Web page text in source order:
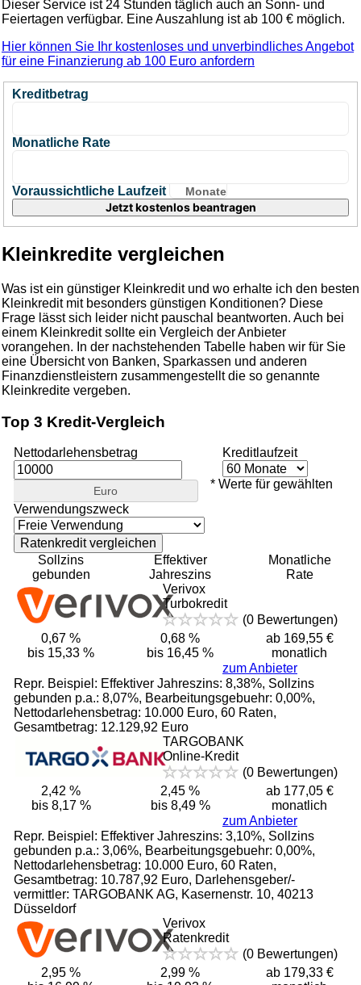
Dieser Service ist 24 Stunden täglich auch an Sonn- und
Feiertagen verfügbar. Eine Auszahlung ist ab 100 € möglich.
Hier können Sie Ihr kostenloses und unverbindliches Angebot
für eine Finanzierung ab 100 Euro anfordern
Kreditbetrag
Monatliche Rate
Voraussichtliche Laufzeit Monate
Kleinkredite vergleichen
Was ist ein günstiger Kleinkredit und wo erhalte ich den besten
Kleinkredit mit besonders günstigen Konditionen? Diese
Frage lässt sich leider nicht pauschal beantworten. Auch bei
einem Kleinkredit sollte ein Vergleich der Anbieter
vorangehen. In der nachstehenden Tabelle haben wir für Sie
eine Übersicht von Banken, Sparkassen und anderen
Finanzdienstleistern zusammengestellt die so genannte
Kleinkredite vergeben.
Top 3 Kredit-Vergleich
Nettodarlehensbetrag
Euro
Kreditlaufzeit
Verwendungszweck
Sollzins
gebunden
Effektiver
Jahreszins
Monatliche
Rate
Verivox
Turbokredit
(0 Bewertungen)
0,67 %
bis 15,33 %
0,68 %
bis 16,45 %
ab 169,55 €
monatlich
zum Anbieter
Repr. Beispiel: Effektiver Jahreszins: 8,38%, Sollzins
gebunden p.a.: 8,07%, Bearbeitungsgebuehr: 0,00%,
Nettodarlehensbetrag: 10.000 Euro, 60 Raten,
Gesamtbetrag: 12.129,92 Euro
TARGOBANK
Online-Kredit
(0 Bewertungen)
2,42 %
bis 8,17 %
2,45 %
bis 8,49 %
ab 177,05 €
monatlich
zum Anbieter
Repr. Beispiel: Effektiver Jahreszins: 3,10%, Sollzins
gebunden p.a.: 3,06%, Bearbeitungsgebuehr: 0,00%,
Nettodarlehensbetrag: 10.000 Euro, 60 Raten,
Gesamtbetrag: 10.787,92 Euro, Darlehensgeber/-
vermittler: TARGOBANK AG, Kasernenstr. 10, 40213
Düsseldorf
Verivox
Ratenkredit
(0 Bewertungen)
2,95 %
2,99 %
ab 179,33 €
* Werte für gewählten